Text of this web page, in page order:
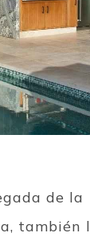
de la
también